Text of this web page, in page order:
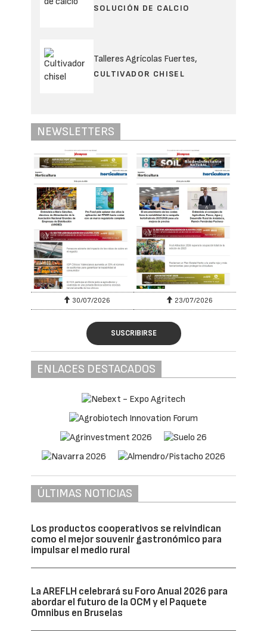
SOLUCIÓN DE CALCIO
Talleres Agrícolas Fuertes,
CULTIVADOR CHISEL
NEWSLETTERS
30/07/2026 23/07/2026
SUSCRIBIRSE
ENLACES DESTACADOS
ÚLTIMAS NOTICIAS
Los productos cooperativos se reivindican
como el mejor souvenir gastronómico para
impulsar el medio rural
La AREFLH celebrará su Foro Anual 2026 para
abordar el futuro de la OCM y el Paquete
Omnibus en Bruselas